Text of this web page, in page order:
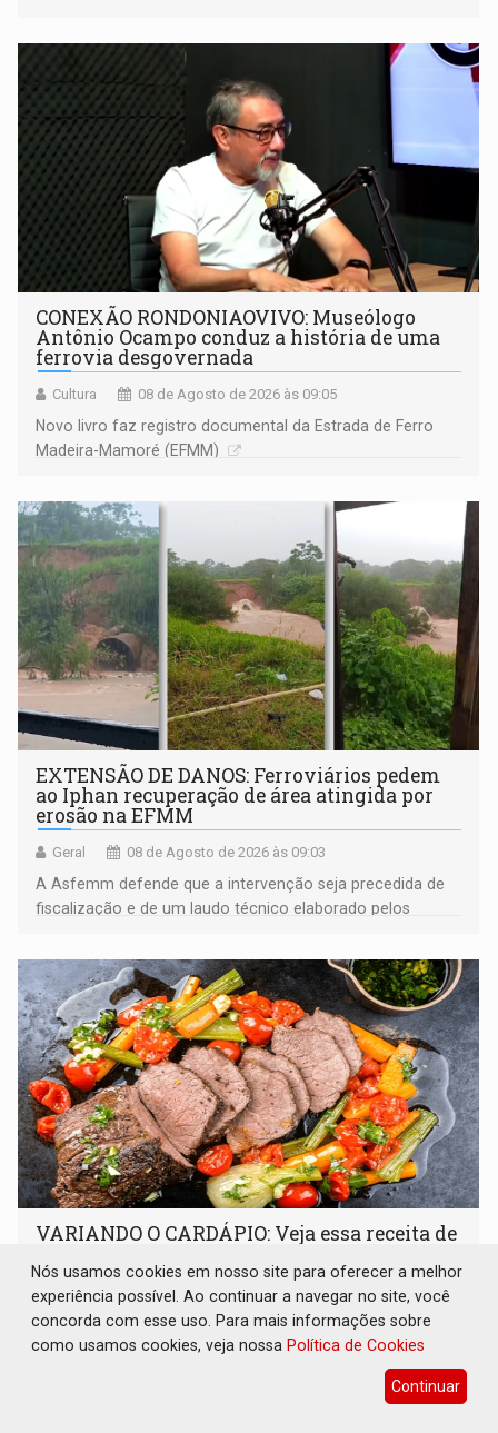
CONEXÃO RONDONIAOVIVO: Museólogo
Antônio Ocampo conduz a história de uma
ferrovia desgovernada
Cultura 08 de Agosto de 2026 às 09:05
Novo livro faz registro documental da Estrada de Ferro
Madeira-Mamoré (EFMM)
EXTENSÃO DE DANOS: Ferroviários pedem
ao Iphan recuperação de área atingida por
erosão na EFMM
Geral 08 de Agosto de 2026 às 09:03
A Asfemm defende que a intervenção seja precedida de
fiscalização e de um laudo técnico elaborado pelos
VARIANDO O CARDÁPIO: Veja essa receita de
Gastronomia 08 de Agosto de 2026 às 09:00
Prepare um acém bovino de um jeito que vai agradar todo
tipo de paladar
Nós usamos cookies em nosso site para oferecer a melhor
experiência possível. Ao continuar a navegar no site, você
concorda com esse uso. Para mais informações sobre
como usamos cookies, veja nossa Política de Cookies
Continuar